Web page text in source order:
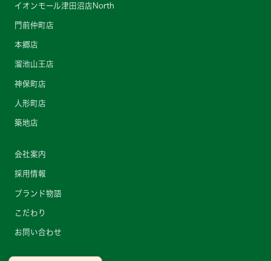
イオンモール津田沼店North
門前仲町店
本郷店
溜池山王店
神保町店
人形町店
築地店
会社案内
採用情報
ブランド物語
こだわり
お問い合わせ